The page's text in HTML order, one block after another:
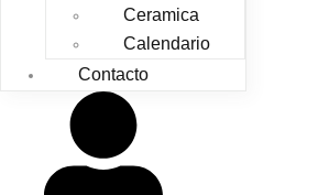
Ceramica
Calendario
Contacto